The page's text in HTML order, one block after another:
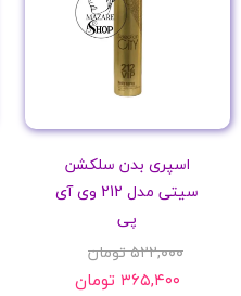
اسپری بدن سلکشن
سیتی مدل 212 وی آی
پی
۵۲۲,۰۰۰ تومان
۳۶۵,۴۰۰ تومان